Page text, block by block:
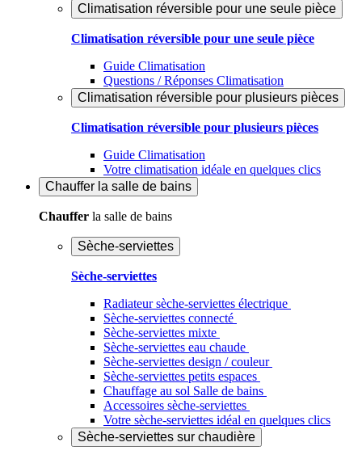
Climatisation réversible pour une seule pièce
Climatisation réversible pour une seule pièce
Guide Climatisation
Questions / Réponses Climatisation
Climatisation réversible pour plusieurs pièces
Climatisation réversible pour plusieurs pièces
Guide Climatisation
Votre climatisation idéale en quelques clics
Chauffer la salle de bains
Chauffer la salle de bains
Sèche-serviettes
Sèche-serviettes
Radiateur sèche-serviettes électrique
Sèche-serviettes connecté
Sèche-serviettes mixte
Sèche-serviettes eau chaude
Sèche-serviettes design / couleur
Sèche-serviettes petits espaces
Chauffage au sol Salle de bains
Accessoires sèche-serviettes
Votre sèche-serviettes idéal en quelques clics
Sèche-serviettes sur chaudière